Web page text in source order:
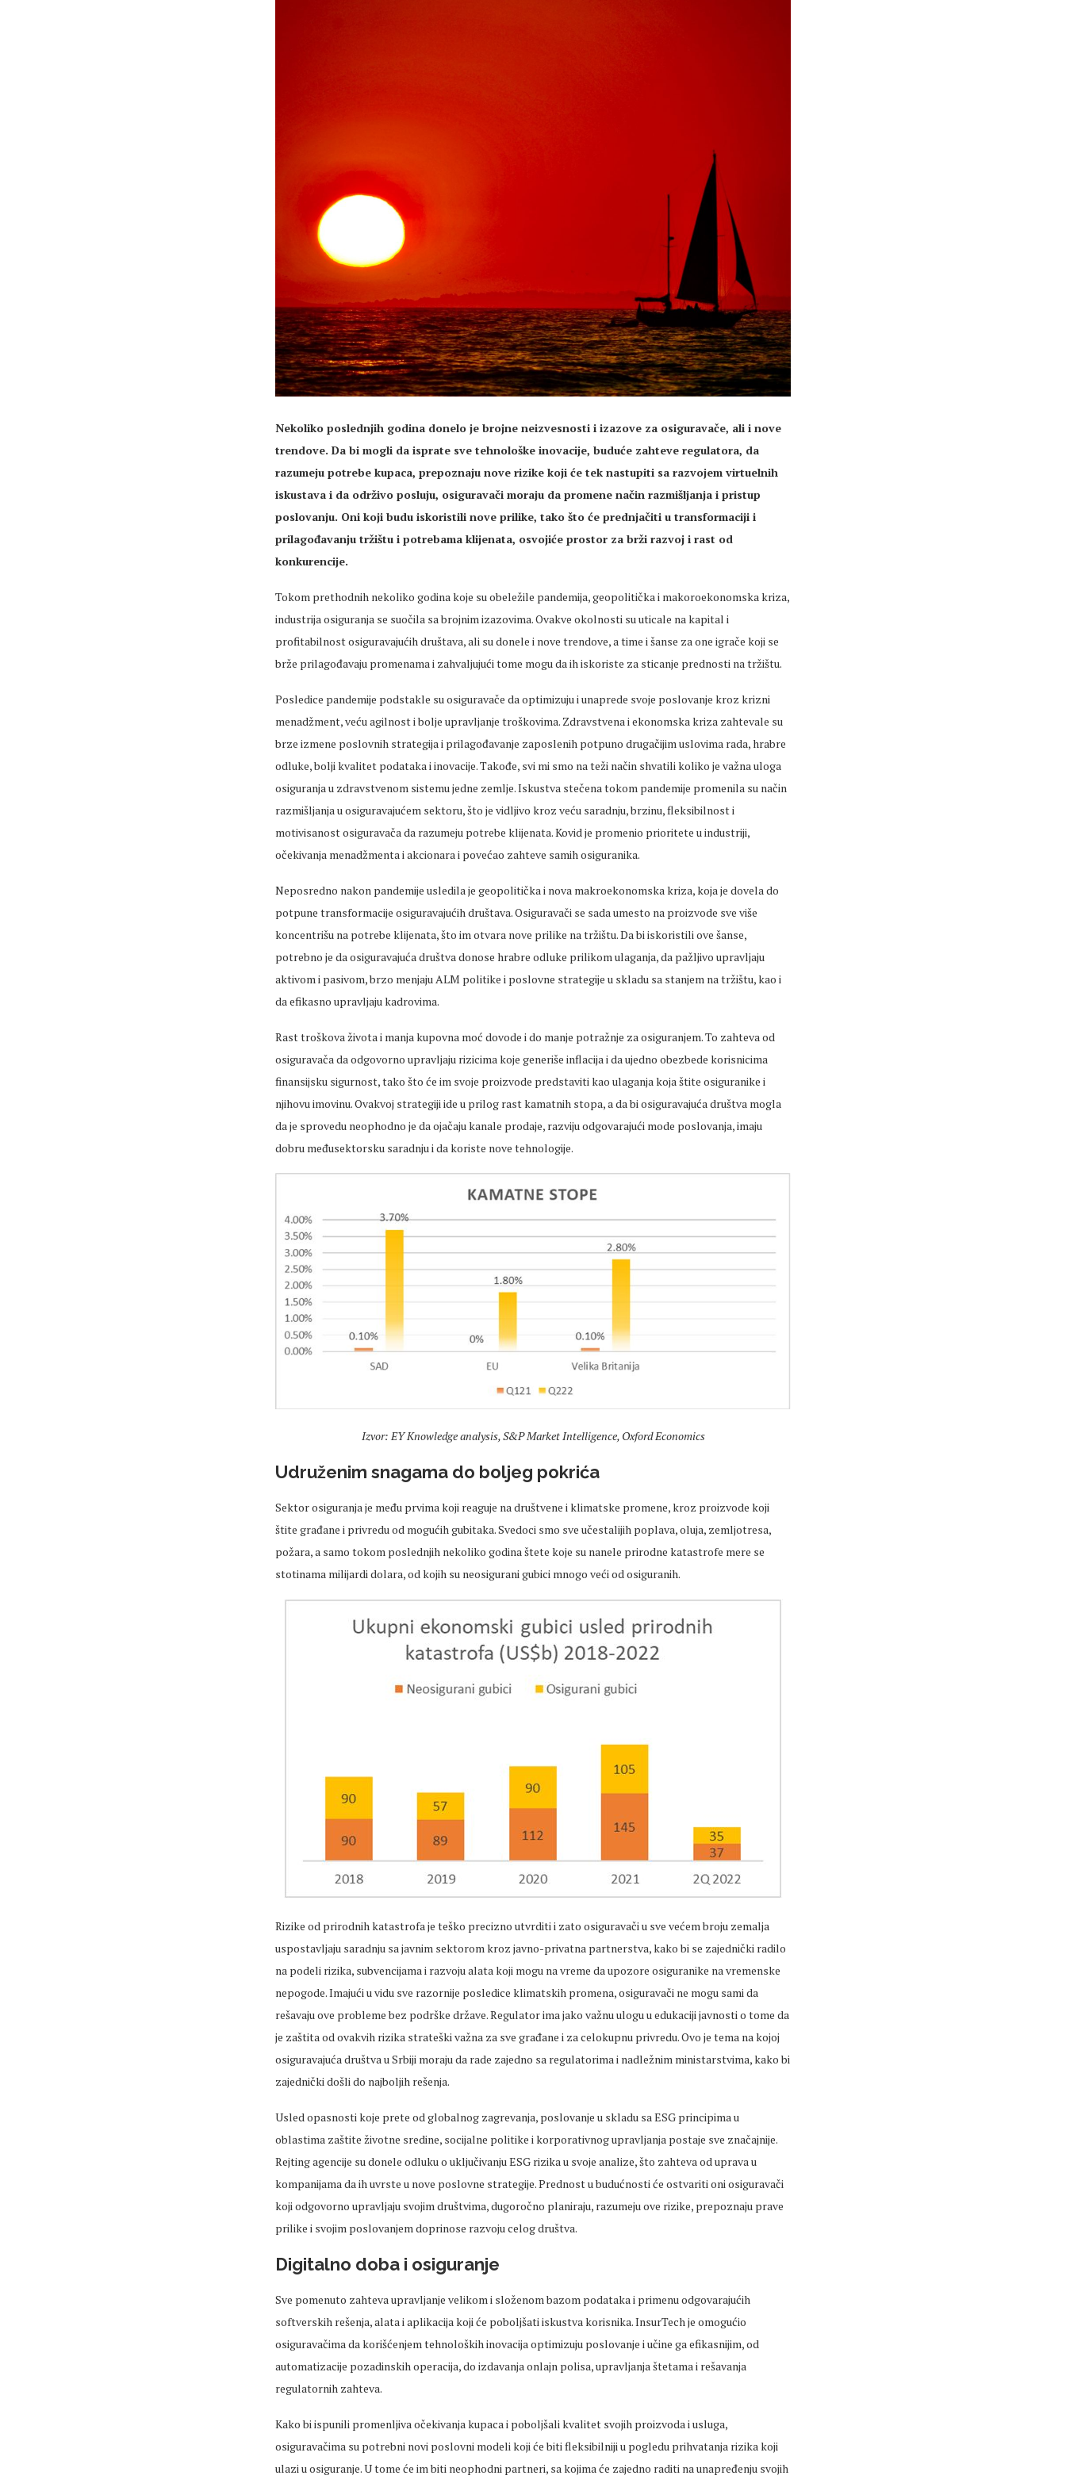
Nekoliko poslednjih godina donelo je brojne neizvesnosti i izazove za osiguravače, ali i nove
trendove. Da bi mogli da isprate sve tehnološke inovacije, buduće zahteve regulatora, da
razumeju potrebe kupaca, prepoznaju nove rizike koji će tek nastupiti sa razvojem virtuelnih
iskustava i da održivo posluju, osiguravači moraju da promene način razmišljanja i pristup
poslovanju. Oni koji budu iskoristili nove prilike, tako što će prednjačiti u transformaciji i
prilagođavanju tržištu i potrebama klijenata, osvojiće prostor za brži razvoj i rast od
konkurencije.
Tokom prethodnih nekoliko godina koje su obeležile pandemija, geopolitička i makoroekonomska kriza,
industrija osiguranja se suočila sa brojnim izazovima. Ovakve okolnosti su uticale na kapital i
profitabilnost osiguravajućih društava, ali su donele i nove trendove, a time i šanse za one igrače koji se
brže prilagođavaju promenama i zahvaljujući tome mogu da ih iskoriste za sticanje prednosti na tržištu.
Posledice pandemije podstakle su osiguravače da optimizuju i unaprede svoje poslovanje kroz krizni
menadžment, veću agilnost i bolje upravljanje troškovima. Zdravstvena i ekonomska kriza zahtevale su
brze izmene poslovnih strategija i prilagođavanje zaposlenih potpuno drugačijim uslovima rada, hrabre
odluke, bolji kvalitet podataka i inovacije. Takođe, svi mi smo na teži način shvatili koliko je važna uloga
osiguranja u zdravstvenom sistemu jedne zemlje. Iskustva stečena tokom pandemije promenila su način
razmišljanja u osiguravajućem sektoru, što je vidljivo kroz veću saradnju, brzinu, fleksibilnost i
motivisanost osiguravača da razumeju potrebe klijenata. Kovid je promenio prioritete u industriji,
očekivanja menadžmenta i akcionara i povećao zahteve samih osiguranika.
Neposredno nakon pandemije usledila je geopolitička i nova makroekonomska kriza, koja je dovela do
potpune transformacije osiguravajućih društava. Osiguravači se sada umesto na proizvode sve više
koncentrišu na potrebe klijenata, što im otvara nove prilike na tržištu. Da bi iskoristili ove šanse,
potrebno je da osiguravajuća društva donose hrabre odluke prilikom ulaganja, da pažljivo upravljaju
aktivom i pasivom, brzo menjaju ALM politike i poslovne strategije u skladu sa stanjem na tržištu, kao i
da efikasno upravljaju kadrovima.
Rast troškova života i manja kupovna moć dovode i do manje potražnje za osiguranjem. To zahteva od
osiguravača da odgovorno upravljaju rizicima koje generiše inflacija i da ujedno obezbede korisnicima
finansijsku sigurnost, tako što će im svoje proizvode predstaviti kao ulaganja koja štite osiguranike i
njihovu imovinu. Ovakvoj strategiji ide u prilog rast kamatnih stopa, a da bi osiguravajuća društva mogla
da je sprovedu neophodno je da ojačaju kanale prodaje, razviju odgovarajući mode poslovanja, imaju
dobru međusektorsku saradnju i da koriste nove tehnologije.
Izvor: EY Knowledge analysis, S&P Market Intelligence, Oxford Economics
Udruženim snagama do boljeg pokrića
Sektor osiguranja je među prvima koji reaguje na društvene i klimatske promene, kroz proizvode koji
štite građane i privredu od mogućih gubitaka. Svedoci smo sve učestalijih poplava, oluja, zemljotresa,
požara, a samo tokom poslednjih nekoliko godina štete koje su nanele prirodne katastrofe mere se
stotinama milijardi dolara, od kojih su neosigurani gubici mnogo veći od osiguranih.
Rizike od prirodnih katastrofa je teško precizno utvrditi i zato osiguravači u sve većem broju zemalja
uspostavljaju saradnju sa javnim sektorom kroz javno-privatna partnerstva, kako bi se zajednički radilo
na podeli rizika, subvencijama i razvoju alata koji mogu na vreme da upozore osiguranike na vremenske
nepogode. Imajući u vidu sve razornije posledice klimatskih promena, osiguravači ne mogu sami da
rešavaju ove probleme bez podrške države. Regulator ima jako važnu ulogu u edukaciji javnosti o tome da
je zaštita od ovakvih rizika strateški važna za sve građane i za celokupnu privredu. Ovo je tema na kojoj
osiguravajuća društva u Srbiji moraju da rade zajedno sa regulatorima i nadležnim ministarstvima, kako bi
zajednički došli do najboljih rešenja.
Usled opasnosti koje prete od globalnog zagrevanja, poslovanje u skladu sa ESG principima u
oblastima zaštite životne sredine, socijalne politike i korporativnog upravljanja postaje sve značajnije.
Rejting agencije su donele odluku o uključivanju ESG rizika u svoje analize, što zahteva od uprava u
kompanijama da ih uvrste u nove poslovne strategije. Prednost u budućnosti će ostvariti oni osiguravači
koji odgovorno upravljaju svojim društvima, dugoročno planiraju, razumeju ove rizike, prepoznaju prave
prilike i svojim poslovanjem doprinose razvoju celog društva.
Digitalno doba i osiguranje
Sve pomenuto zahteva upravljanje velikom i složenom bazom podataka i primenu odgovarajućih
softverskih rešenja, alata i aplikacija koji će poboljšati iskustva korisnika. InsurTech je omogućio
osiguravačima da korišćenjem tehnoloških inovacija optimizuju poslovanje i učine ga efikasnijim, od
automatizacije pozadinskih operacija, do izdavanja onlajn polisa, upravljanja štetama i rešavanja
regulatornih zahteva.
Kako bi ispunili promenljiva očekivanja kupaca i poboljšali kvalitet svojih proizvoda i usluga,
osiguravačima su potrebni novi poslovni modeli koji će biti fleksibilniji u pogledu prihvatanja rizika koji
ulazi u osiguranje. U tome će im biti neophodni partneri, sa kojima će zajedno raditi na unapređenju svojih